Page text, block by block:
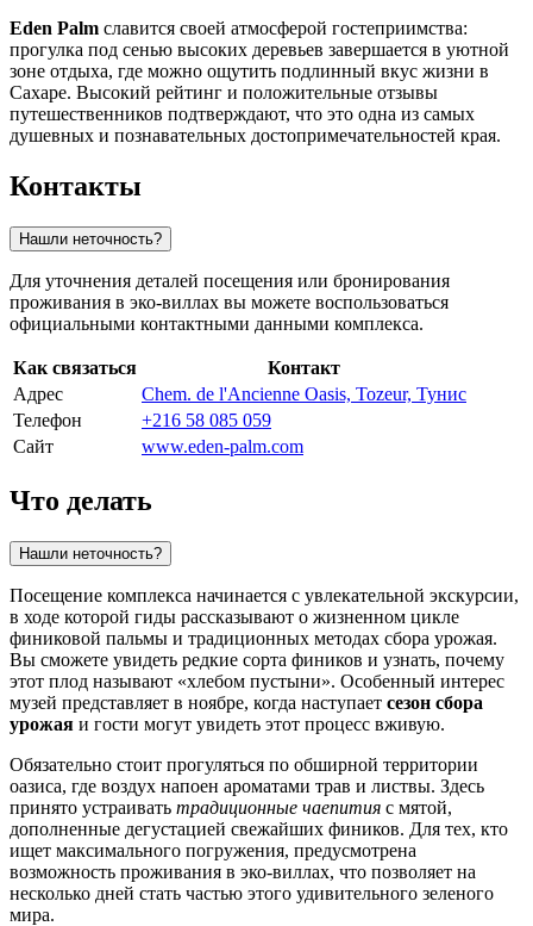
Eden Palm славится своей атмосферой гостеприимства:
прогулка под сенью высоких деревьев завершается в уютной
зоне отдыха, где можно ощутить подлинный вкус жизни в
Сахаре. Высокий рейтинг и положительные отзывы
путешественников подтверждают, что это одна из самых
душевных и познавательных достопримечательностей края.
Контакты
Нашли неточность?
Для уточнения деталей посещения или бронирования
проживания в эко-виллах вы можете воспользоваться
официальными контактными данными комплекса.
Как связаться
Контакт
Адрес
Chem. de l'Ancienne Oasis, Tozeur, Тунис
Телефон
+216 58 085 059
Сайт
www.eden-palm.com
Что делать
Нашли неточность?
Посещение комплекса начинается с увлекательной экскурсии,
в ходе которой гиды рассказывают о жизненном цикле
финиковой пальмы и традиционных методах сбора урожая.
Вы сможете увидеть редкие сорта фиников и узнать, почему
этот плод называют «хлебом пустыни». Особенный интерес
музей представляет в ноябре, когда наступает сезон сбора
урожая и гости могут увидеть этот процесс вживую.
Обязательно стоит прогуляться по обширной территории
оазиса, где воздух напоен ароматами трав и листвы. Здесь
принято устраивать традиционные чаепития с мятой,
дополненные дегустацией свежайших фиников. Для тех, кто
ищет максимального погружения, предусмотрена
возможность проживания в эко-виллах, что позволяет на
несколько дней стать частью этого удивительного зеленого
мира.